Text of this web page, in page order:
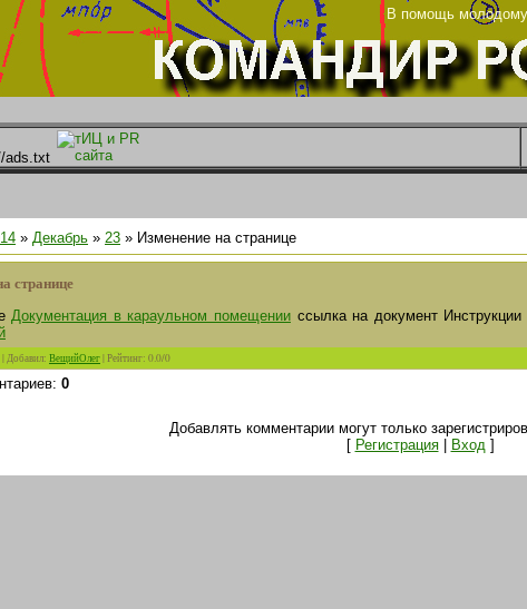
В помощь
ads.txt
» Декабрь » 23 » Изменение на странице
странице
Документация в караульном помещенииссылка на документ
|Добавил: ВещийОлег|Рейтинг: 0.0/0
: 0
Добавлять комментарии могут только
[ Регистрация| Вход]